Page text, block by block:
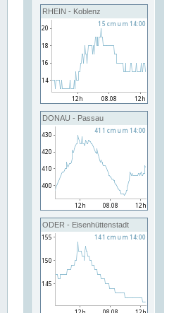
RHEIN - Koblenz
DONAU - Passau
ODER - Eisenhüttenstadt